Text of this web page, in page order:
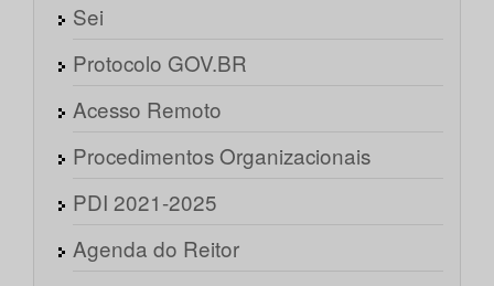
Sei
Protocolo GOV.BR
Acesso Remoto
Procedimentos Organizacionais
PDI 2021-2025
Agenda do Reitor